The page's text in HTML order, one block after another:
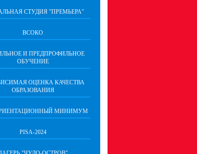
СТУДИЯ "ПРЕМЬЕРА"
ВСОКО
И ПРЕДПРОФИЛЬНОЕ
ОБУЧЕНИЕ
ОЦЕНКА КАЧЕСТВА
ОБРАЗОВАНИЯ
МИНИМУМ
PISA-2024